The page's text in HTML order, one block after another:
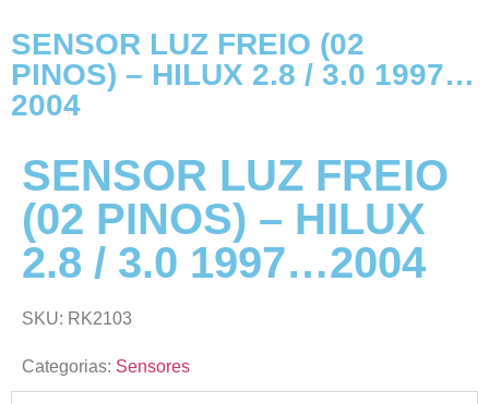
SENSOR LUZ FREIO (02
PINOS) – HILUX 2.8 / 3.0 1997…
2004
SENSOR LUZ FREIO
(02 PINOS) – HILUX
2.8 / 3.0 1997…2004
SKU: RK2103
Categorias: Sensores